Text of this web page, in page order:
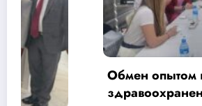
Обмен опытом в сфере
здравоохранения